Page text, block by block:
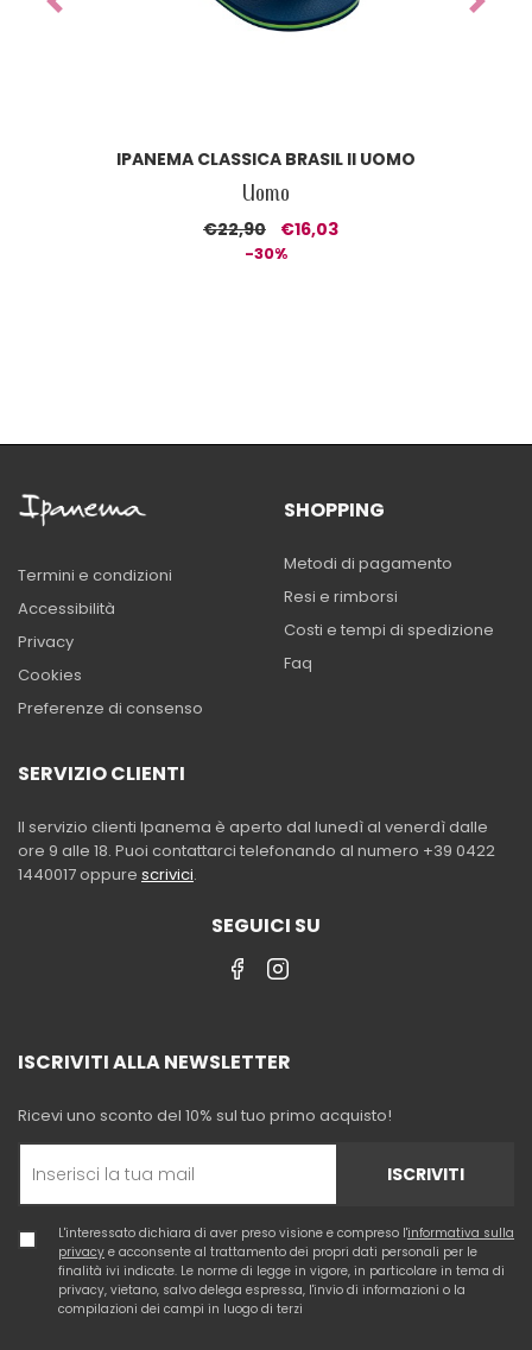
IPANEMA CLASSICA BRASIL II UOMO
Uomo
€22,90 €16,03
-30%
Previous Next
Termini e condizioni
Accessibilità
Privacy
Cookies
Preferenze di consenso
SHOPPING
Metodi di pagamento
Resi e rimborsi
Costi e tempi di spedizione
Faq
SERVIZIO CLIENTI
Il servizio clienti Ipanema è aperto dal lunedì al venerdì dalle
ore 9 alle 18. Puoi contattarci telefonando al numero +39 0422
1440017 oppure scrivici.
SEGUICI SU
ISCRIVITI ALLA NEWSLETTER
Ricevi uno sconto del 10% sul tuo primo acquisto!
ISCRIVITI
L'interessato dichiara di aver preso visione e compreso l'informativa sulla
privacy e acconsente al trattamento dei propri dati personali per le
finalità ivi indicate. Le norme di legge in vigore, in particolare in tema di
privacy, vietano, salvo delega espressa, l'invio di informazioni o la
compilazioni dei campi in luogo di terzi